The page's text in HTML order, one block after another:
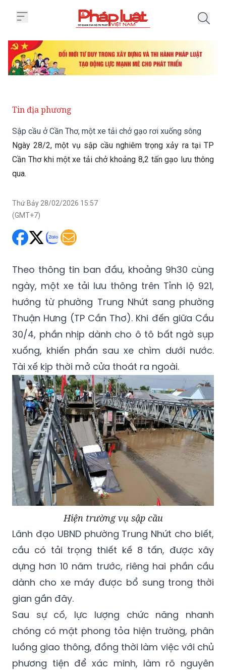
Tin địa phương
Sập cầu ở Cần Thơ, một xe tải chở gạo rơi xuống sông
Ngày 28/2, một vụ sập cầu nghiêm trọng xảy ra tại TP
Cần Thơ khi một xe tải chở khoảng 8,2 tấn gạo lưu thông
qua.
Thứ Bảy 28/02/2026 15:57
(GMT+7)
Theo thông tin ban đầu, khoảng 9h30 cùng
ngày, một xe tải lưu thông trên Tỉnh lộ 921,
hướng từ phường Trung Nhứt sang phường
Thuận Hưng (TP Cần Thơ). Khi đến giữa Cầu
30/4, phần nhịp dành cho ô tô bất ngờ sụp
xuống, khiến phần sau xe chìm dưới nước.
Tài xế kịp thời mở cửa thoát ra ngoài.
Hiện trường vụ sập cầu
Lãnh đạo UBND phường Trung Nhứt cho biết,
cầu có tải trọng thiết kế 8 tấn, được xây
dựng hơn 10 năm trước, riêng hai phần cầu
dành cho xe máy được bổ sung trong thời
gian gần đây.
Sau sự cố, lực lượng chức năng nhanh
chóng có mặt phong tỏa hiện trường, phân
luồng giao thông, đồng thời làm việc với chủ
phương tiện để xác minh, làm rõ nguyên